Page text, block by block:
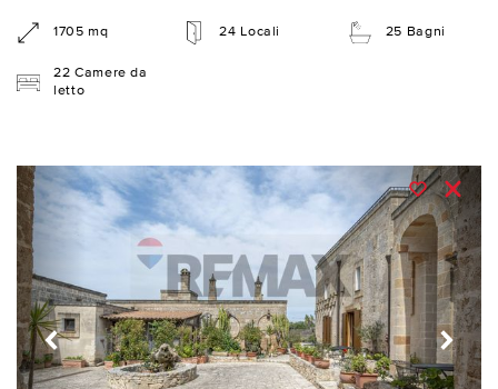
1705 mq 24 Locali 25 Bagni
22 Camere da
letto